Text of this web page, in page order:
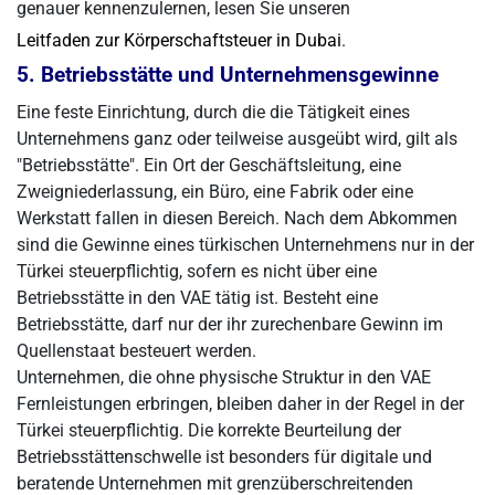
genauer kennenzulernen, lesen Sie unseren
Leitfaden zur Körperschaftsteuer in Dubai.
5. Betriebsstätte und Unternehmensgewinne
Eine feste Einrichtung, durch die die Tätigkeit eines
Unternehmens ganz oder teilweise ausgeübt wird, gilt als
"Betriebsstätte". Ein Ort der Geschäftsleitung, eine
Zweigniederlassung, ein Büro, eine Fabrik oder eine
Werkstatt fallen in diesen Bereich. Nach dem Abkommen
sind die Gewinne eines türkischen Unternehmens nur in der
Türkei steuerpflichtig, sofern es nicht über eine
Betriebsstätte in den VAE tätig ist. Besteht eine
Betriebsstätte, darf nur der ihr zurechenbare Gewinn im
Quellenstaat besteuert werden.
Unternehmen, die ohne physische Struktur in den VAE
Fernleistungen erbringen, bleiben daher in der Regel in der
Türkei steuerpflichtig. Die korrekte Beurteilung der
Betriebsstättenschwelle ist besonders für digitale und
beratende Unternehmen mit grenzüberschreitenden